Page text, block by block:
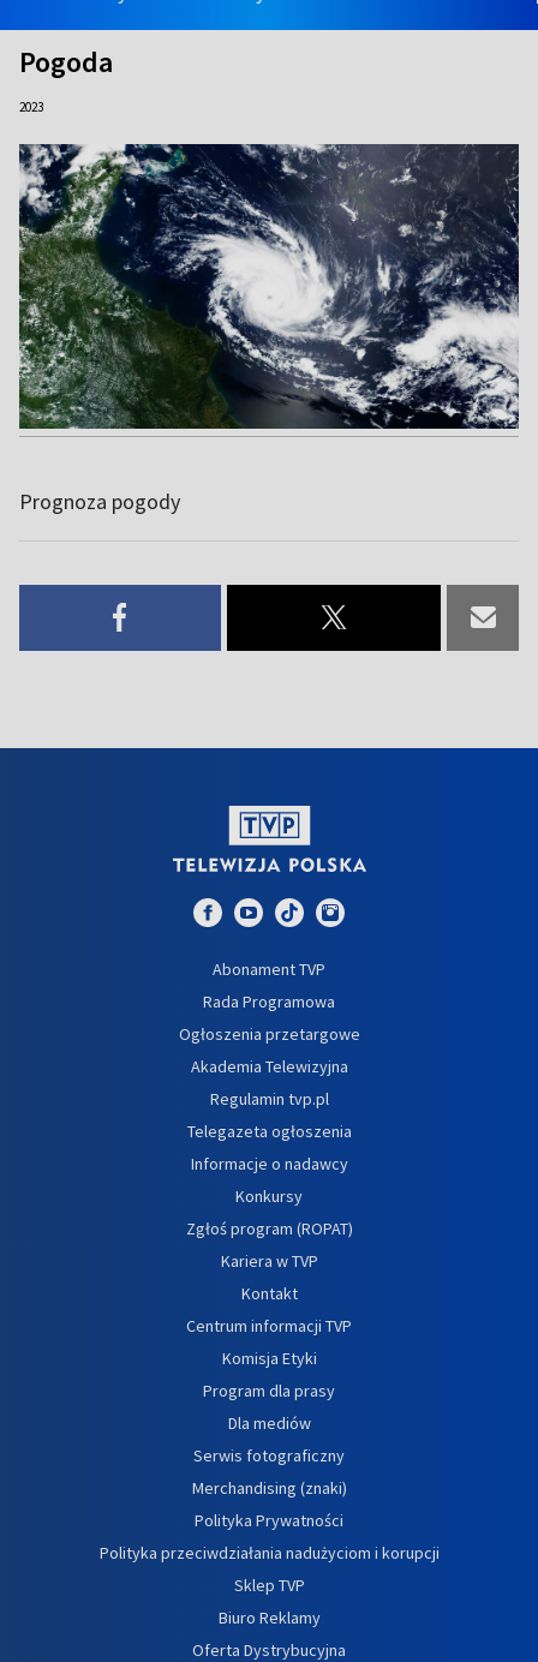
Pogoda
2023
Prognoza pogody
Abonament TVP
Rada Programowa
Ogłoszenia przetargowe
Akademia Telewizyjna
Regulamin tvp.pl
Telegazeta ogłoszenia
Informacje o nadawcy
Konkursy
Zgłoś program (ROPAT)
Kariera w TVP
Kontakt
Centrum informacji TVP
Komisja Etyki
Program dla prasy
Dla mediów
Serwis fotograficzny
Merchandising (znaki)
Polityka Prywatności
Polityka przeciwdziałania nadużyciom i korupcji
Sklep TVP
Biuro Reklamy
Oferta Dystrybucyjna